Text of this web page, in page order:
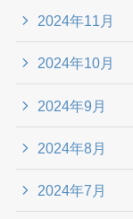
2024年11月
2024年10月
2024年9月
2024年8月
2024年7月